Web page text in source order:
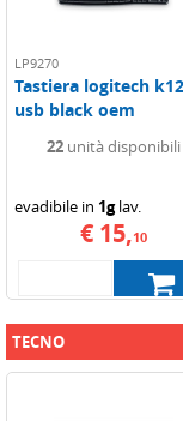
LP9270
Tastiera logitech
usb black oem
22 unità disponibili
evadibile in 1glav.
€ 15,10
TECNO